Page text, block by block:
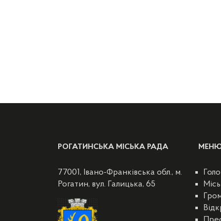
РОГАТИНСЬКА МІСЬКА РАДА
77001, Івано-Франківська обл., м.
Рогатин, вул. Галицька, 65